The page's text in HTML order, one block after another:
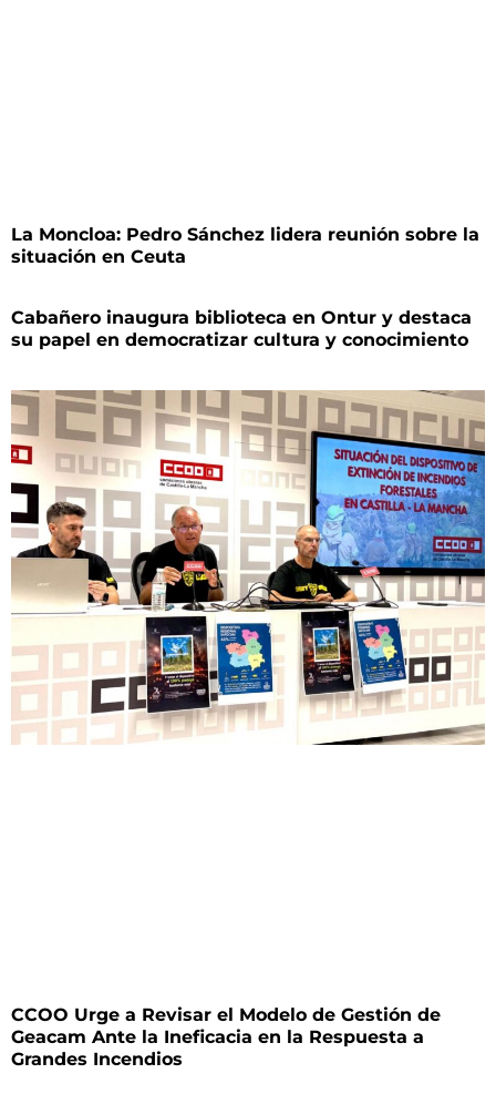
La Moncloa: Pedro Sánchez lidera reunión sobre la
situación en Ceuta
Cabañero inaugura biblioteca en Ontur y destaca
su papel en democratizar cultura y conocimiento
CCOO Urge a Revisar el Modelo de Gestión de
Geacam Ante la Ineficacia en la Respuesta a
Grandes Incendios